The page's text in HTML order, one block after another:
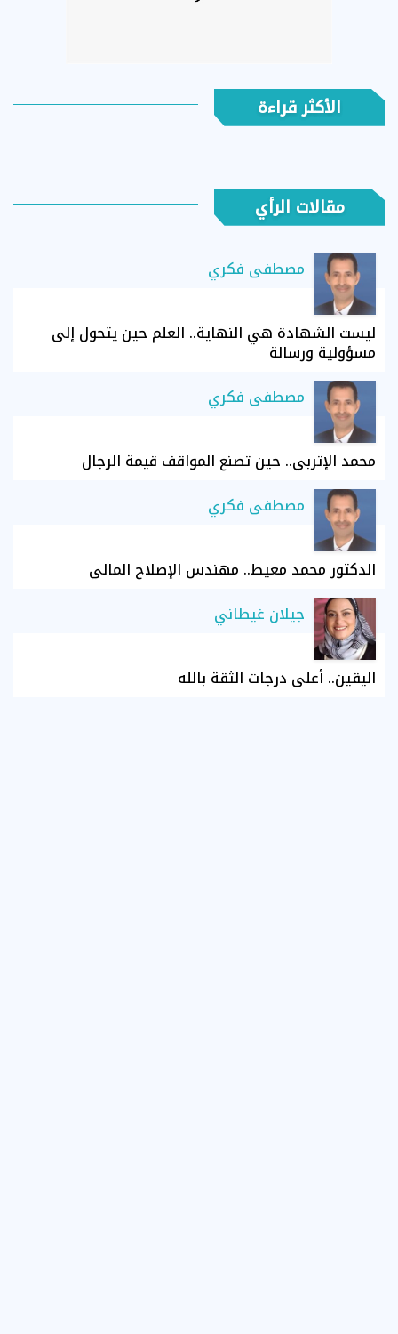
الأكثر قراءة
مقالات الرأي
مصطفى فكري
ليست الشهادة هي النهاية.. العلم حين يتحول إلى
مسؤولية ورسالة
مصطفى فكري
محمد الإتربي.. حين تصنع المواقف قيمة الرجال
مصطفى فكري
الدكتور محمد معيط.. مهندس الإصلاح المالي
جيلان غيطاني
اليقين.. أعلى درجات الثقة بالله